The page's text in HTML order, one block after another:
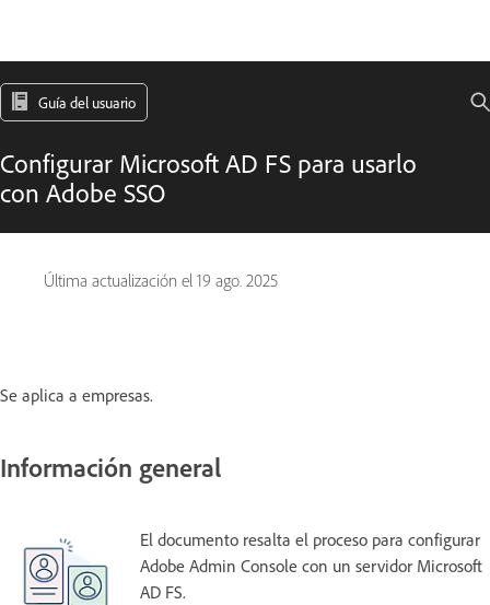
Guía del usuario
Configurar Microsoft AD FS para usarlo
con Adobe SSO
Última actualización el 19 ago. 2025
Se aplica a empresas.
Información general
El documento resalta el proceso para configurar
Adobe Admin Console con un servidor Microsoft
AD FS.